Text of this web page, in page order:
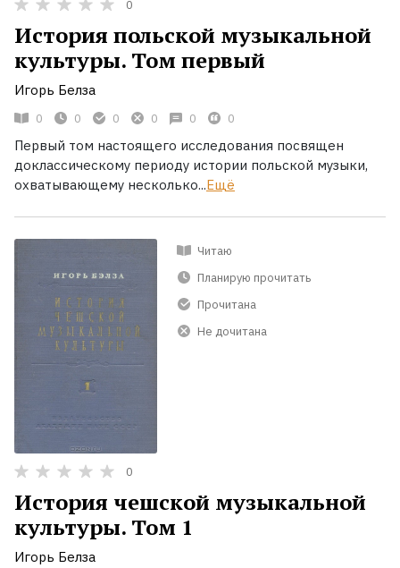
0
История польской музыкальной
культуры. Том первый
Игорь Белза
0 0 0 0 0 0
Первый том настоящего исследования посвящен
доклассическому периоду истории польской музыки,
охватывающему несколько...Ещё
Читаю
Планирую прочитать
Прочитана
Не дочитана
0
История чешской музыкальной
культуры. Том 1
Игорь Белза